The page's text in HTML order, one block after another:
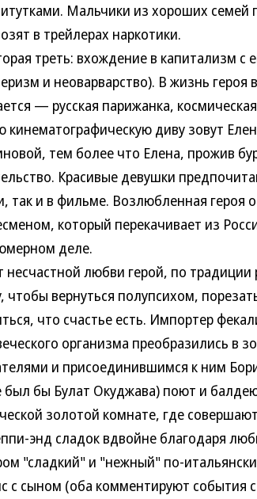
Мальчики из хороших
в трейлерах наркотики.
треть: вхождение в капитализм с
и неоварварство). В жизнь
— русская парижанка,
кинематографическую диву зовут
тем более что Елена, прожив
Красивые девушки
так и в фильме. Возлюбленная героя
который перекачивает из
деле.
любви герой, по традиции
чтобы вернуться полупсихом,
что счастье есть. Импортер
организма преобразились в
и присоединившимся к ним
был бы Булат Окуджава) поют и
золотой комнате, где
энд сладок вдвойне благодаря
"сладкий" и "нежный" по-
с сыном (оба комментируют события